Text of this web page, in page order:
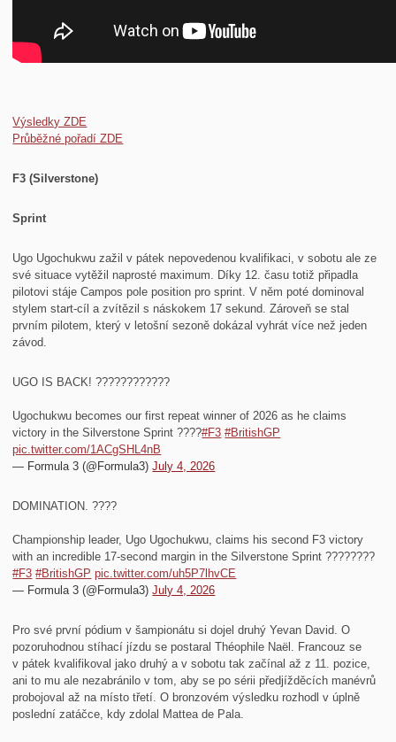
Výsledky ZDE
Průběžné pořadí ZDE
F3 (Silverstone)
Sprint
Ugo Ugochukwu zažil v pátek nepovedenou kvalifikaci, v sobotu ale ze
své situace vytěžil naprosté maximum. Díky 12. času totiž připadla
pilotovi stáje Campos pole position pro sprint. V něm poté dominoval
stylem start-cíl a zvítězil s náskokem 17 sekund. Zároveň se stal
prvním pilotem, který v letošní sezoně dokázal vyhrát více než jeden
závod.
UGO IS BACK! ????????????
Ugochukwu becomes our first repeat winner of 2026 as he claims
victory in the Silverstone Sprint ????#F3 #BritishGP
pic.twitter.com/1ACgSHL4nB
— Formula 3 (@Formula3)July 4, 2026
DOMINATION. ????
Championship leader, Ugo Ugochukwu, claims his second F3 victory
with an incredible 17-second margin in the Silverstone Sprint ????????
#F3 #BritishGP pic.twitter.com/uh5P7lhvCE
— Formula 3 (@Formula3)July 4, 2026
Pro své první pódium v šampionátu si dojel druhý Yevan David. O
pozoruhodnou stíhací jízdu se postaral Théophile Naël. Francouz se
v pátek kvalifikoval jako druhý a v sobotu tak začínal až z 11. pozice,
ani to mu ale nezabránilo v tom, aby se po sérii předjížděcích manévrů
probojoval až na místo třetí. O bronzovém výsledku rozhodl v úplně
poslední zatáčce, kdy zdolal Mattea de Pala.